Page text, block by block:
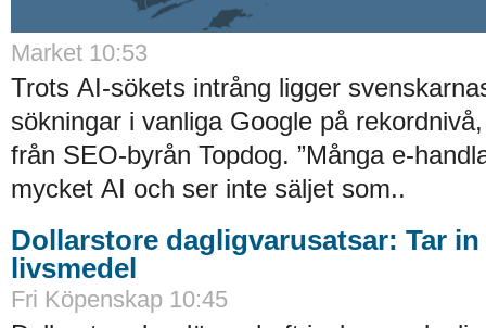
Market 10:53
Trots AI-sökets intrång ligger
sökningar i vanliga Google på
från SEO-byrån Topdog. ”Många e-
mycket AI och ser inte säljet som..
Dollarstore dagligvarusatsar: Tar in
livsmedel
Fri Köpenskap 10:45